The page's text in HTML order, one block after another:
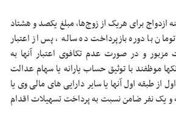
برای هریک از زوج‌ها، مبلغ یکصد و هشتاد
(180.000.000) تومان با دوره بازپرداخت ده ساله ، پس از اعتبار
و در صورت عدم تکافوی اعتبار آنها به
موظفند با توثیق حساب یارانه یا سهام عدالت
از طبقه اول آنها یا سایر دارایی های مالی وی یا
و یک نفر ضامن نسبت به پرداخت تسهیلات اقدام